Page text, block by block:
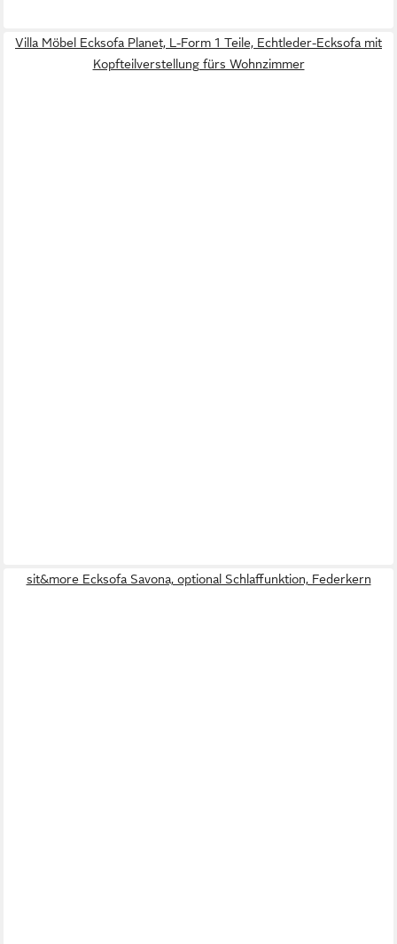
Villa Möbel Ecksofa Planet, L-Form 1 Teile, Echtleder-Ecksofa mit
Kopfteilverstellung fürs Wohnzimmer
sit&more Ecksofa Savona, optional Schlaffunktion, Federkern